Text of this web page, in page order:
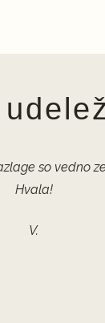
so vedno
Hvala!
V.